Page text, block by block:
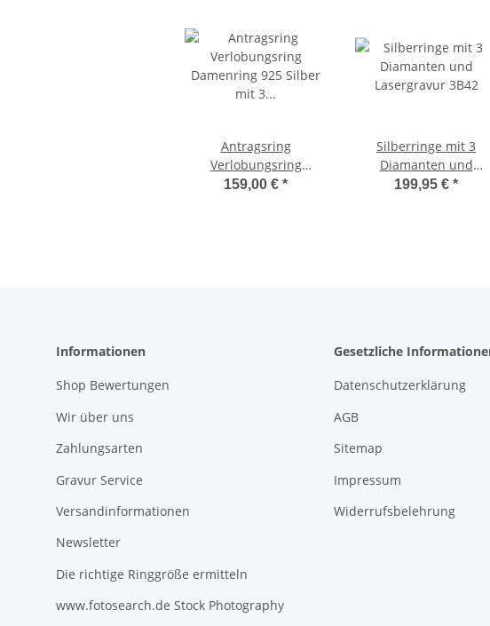
Antragsring
Verlobungsring
Damenring 925 Silber
159,00 € *
Silberringe mit 3
Diamanten und
Lasergravur 3B42
199,95 € *
Informationen
Shop Bewertungen
Wir über uns
Zahlungsarten
Gravur Service
Versandinformationen
Newsletter
Die richtige Ringgröße ermitteln
www.fotosearch.de Stock Photography
Gesetzliche
Datenschutzerklärung
AGB
Sitemap
Impressum
Widerrufsbelehrung